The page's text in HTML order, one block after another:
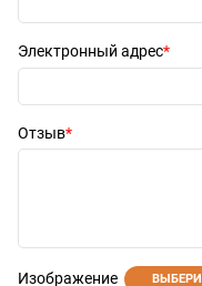
Электронный адрес
Отзыв
Изображение